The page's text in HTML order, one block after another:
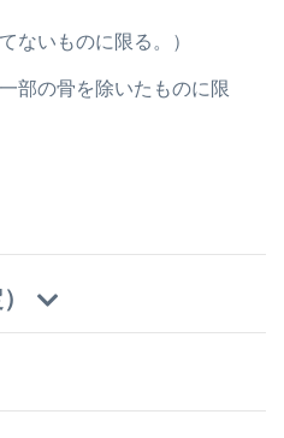
ないものに限る。）
部の骨を除いたものに限